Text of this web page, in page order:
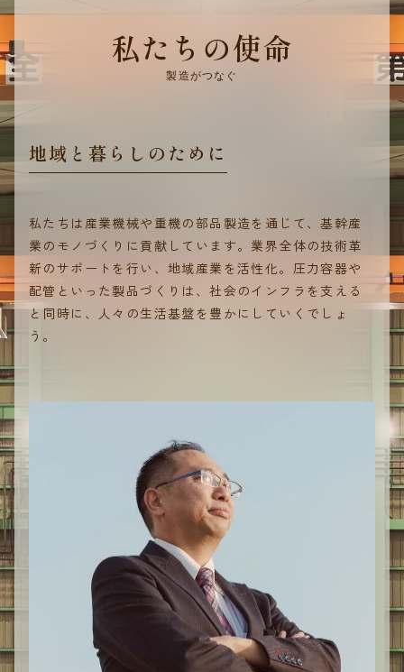
私たちの使命
製造がつなぐ
地域と暮らしのために
私たちは産業機械や重機の部品製造を通じて、基幹産
業のモノづくりに貢献しています。業界全体の技術革
新のサポートを行い、地域産業を活性化。圧力容器や
配管といった製品づくりは、社会のインフラを支える
と同時に、人々の生活基盤を豊かにしていくでしょ
う。